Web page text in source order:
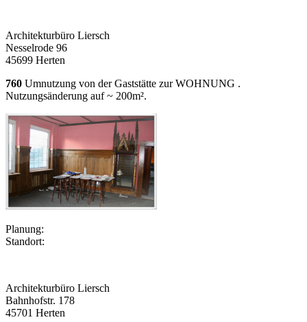
Architekturbüro Liersch
Nesselrode 96
45699 Herten
760 Umnutzung von der Gaststätte zur WOHNUNG .
Nutzungsänderung auf ~ 200m².
Planung:
Standort:
Architekturbüro Liersch
Bahnhofstr. 178
45701 Herten